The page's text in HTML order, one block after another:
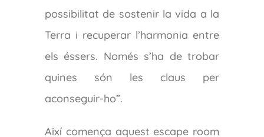
possibilitat de sostenir la vida a la
Terra i recuperar l’harmonia entre
els éssers. Només s’ha de trobar
quines són les claus per
aconseguir-ho”.
Així comença aquest escape room